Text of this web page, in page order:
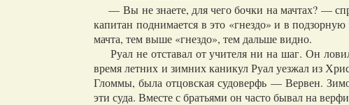
— Вы не знаете, для чего бочки на мачтах? —
капитан поднимается в это «гнездо» и в
мачта, тем выше «гнездо», тем дальше видно.
Руал не отставал от учителя ни на шаг. Он
время летних и зимних каникул Руал уезжал из
Гломмы, была отцовская судоверфь — Вервен.
эти суда. Вместе с братьями он часто бывал на